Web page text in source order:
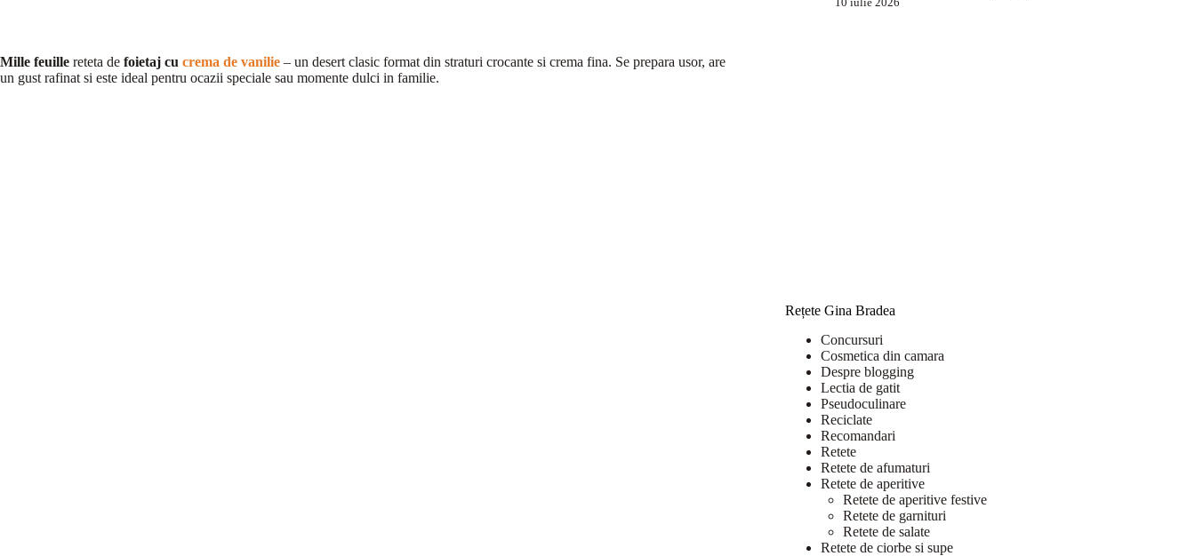
Mille feuille reteta de foietaj cu crema de vanilie – un desert clasic format din straturi crocante si crema fina. Se prepara usor, are
un gust rafinat si este ideal pentru ocazii speciale sau momente dulci in familie.
Rețete Gina Bradea
Concursuri
Cosmetica din camara
Despre blogging
Lectia de gatit
Pseudoculinare
Reciclate
Recomandari
Retete
Retete de afumaturi
Retete de aperitive
Retete de aperitive festive
Retete de garnituri
Retete de salate
Retete de ciorbe si supe